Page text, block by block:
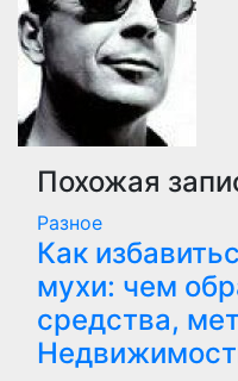
Похожая
Разное
Как
мухи: чем
средства,